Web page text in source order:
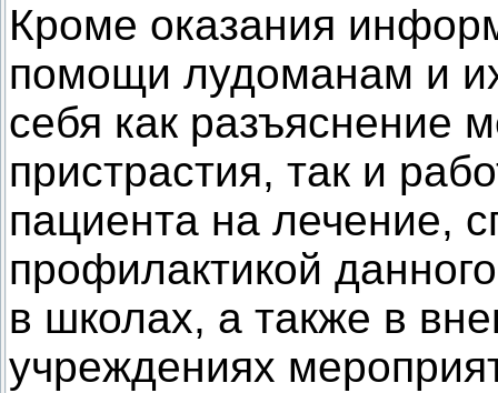
Кроме оказания
помощи лудоманам и
себя как разъяснение
пристрастия, так и
пациента на лечение,
профилактикой
в школах, а также в
учреждениях